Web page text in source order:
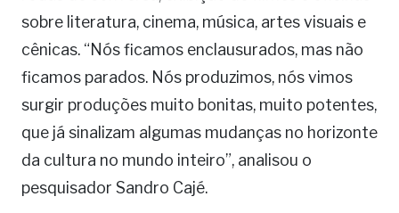
sobre literatura, cinema, música, artes visuais e
cênicas. “Nós ficamos enclausurados, mas não
ficamos parados. Nós produzimos, nós vimos
surgir produções muito bonitas, muito potentes,
que já sinalizam algumas mudanças no horizonte
da cultura no mundo inteiro”, analisou o
pesquisador Sandro Cajé.